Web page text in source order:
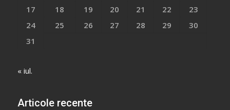
17
18 19 20 21 22
23
24
25 26 27 28 29
30
31
« iul.
Articole recente